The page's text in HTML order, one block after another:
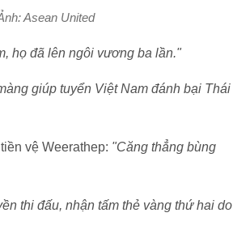
Asean United
họ đã lên ngôi vương ba lần."
giúp tuyển Việt Nam đánh bại Thái
vệ Weerathep: "Căng thẳng bùng
thi đấu, nhận tấm thẻ vàng thứ hai do